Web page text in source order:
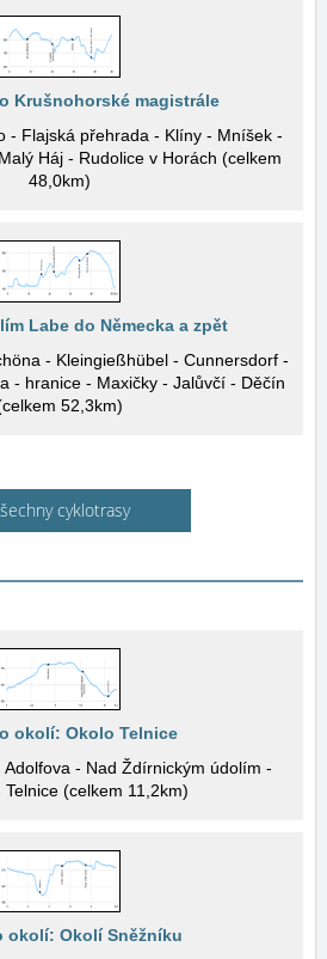
Krušnohorské magistrále
- Flajská přehrada - Klíny - Mníšek -
Háj - Rudolice v Horách (celkem
48,0km)
Labe do Německa a zpět
- Kleingießhübel - Cunnersdorf -
- hranice - Maxičky - Jalůvčí - Děčín
52,3km)
cyklotrasy
okolí: Okolo Telnice
Adolfova - Nad Ždírnickým údolím -
Telnice (celkem 11,2km)
okolí: Okolí Sněžníku